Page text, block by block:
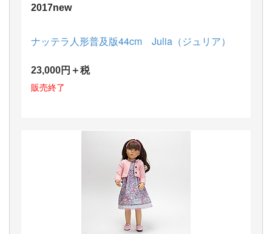
2017new
ナッテラ人形普及版44cm Julia（ジュリア）
23,000円＋税
販売終了